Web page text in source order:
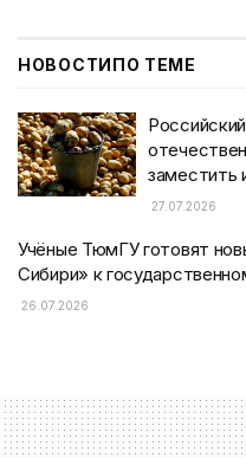
НОВОСТИПО ТЕМЕ
заместить
27.07.2026
Учёные ТюмГУ готовят
Сибири» к
26.07.2026